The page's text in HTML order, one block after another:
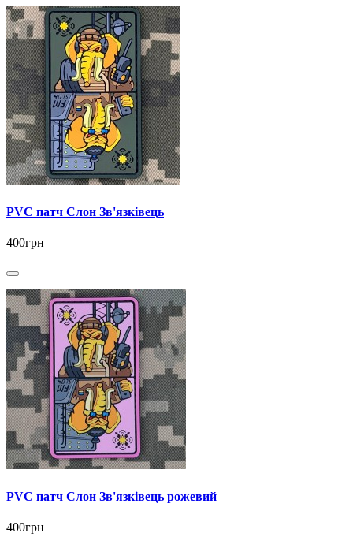
PVC патч Слон Зв'язківець
400грн
PVC патч Слон Зв'язківець рожевий
400грн